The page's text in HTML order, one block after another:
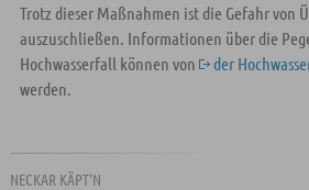
Trotz dieser Maßnahmen ist die Gefahr von
auszuschließen. Informationen über die
Hochwasserfall können von
der
werden.
NECKAR KÄPT'N